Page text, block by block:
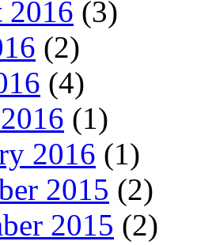
2016 (3)
(2)
(4)
(1)
2016 (1)
2015 (2)
2015 (2)